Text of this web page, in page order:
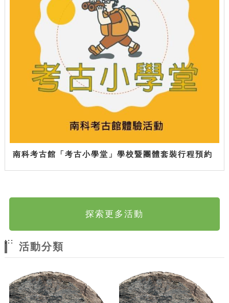
南科考古館「考古小學堂」學校暨團體套裝行程預約
探索更多活動
:::
活動分類